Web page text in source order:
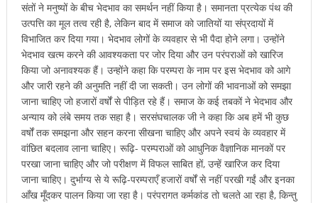
संतों ने मनुष्यों के बीच भेदभाव का समर्थन नहीं किया है। समानता प्रत्येक पंथ की
उत्पत्ति का मूल तत्व रही है, लेकिन बाद में समाज को जातियों या संप्रदायों में
विभाजित कर दिया गया। भेदभाव लोगों के व्यवहार से भी पैदा होने लगा। उन्होंने
भेदभाव खत्म करने की आवश्यकता पर जोर दिया और उन परंपराओं को खारिज
किया जो अनावश्यक हैं। उन्होंने कहा कि परम्परा के नाम पर इस भेदभाव को आगे
और जारी रहने की अनुमति नहीं दी जा सकती। उन लोगों की भावनाओं को समझा
जाना चाहिए जो हजारों वर्षों से पीड़ित रहे हैं। समाज के कई तबकों ने भेदभाव और
अन्याय को लंबे समय तक सहा है। सरसंघचालक जी ने कहा कि अब हमें भी कुछ
वर्षों तक समझना और सहन करना सीखना चाहिए और अपने स्वयं के व्यवहार में
वांछित बदलाव लाना चाहिए। रूढ़ि- परम्पराओं को आधुनिक वैज्ञानिक मानकों पर
परखा जाना चाहिए और जो परीक्षण में विफल साबित हों, उन्हें खारिज कर दिया
जाना चाहिए। दुर्भाग्य से ये रूढ़ि-परम्पराएँ हजारों वर्षों से नहीं परखी गईं और इनका
आँख मूँदकर पालन किया जा रहा है। परंपरागत कर्मकांड तो चलते आ रहा है, किन्तु